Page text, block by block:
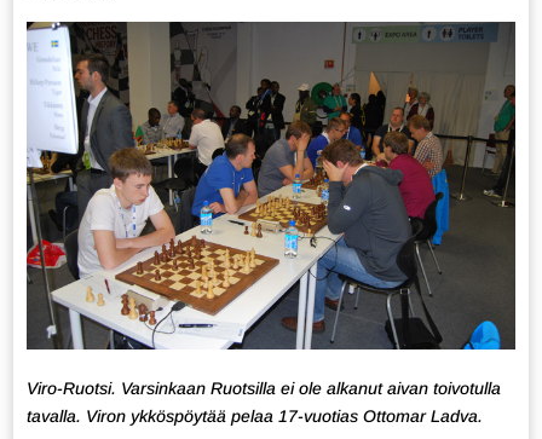
Viro-Ruotsi. Varsinkaan Ruotsilla ei ole alkanut aivan toivotulla
tavalla. Viron ykköspöytää pelaa 17-vuotias Ottomar Ladva.